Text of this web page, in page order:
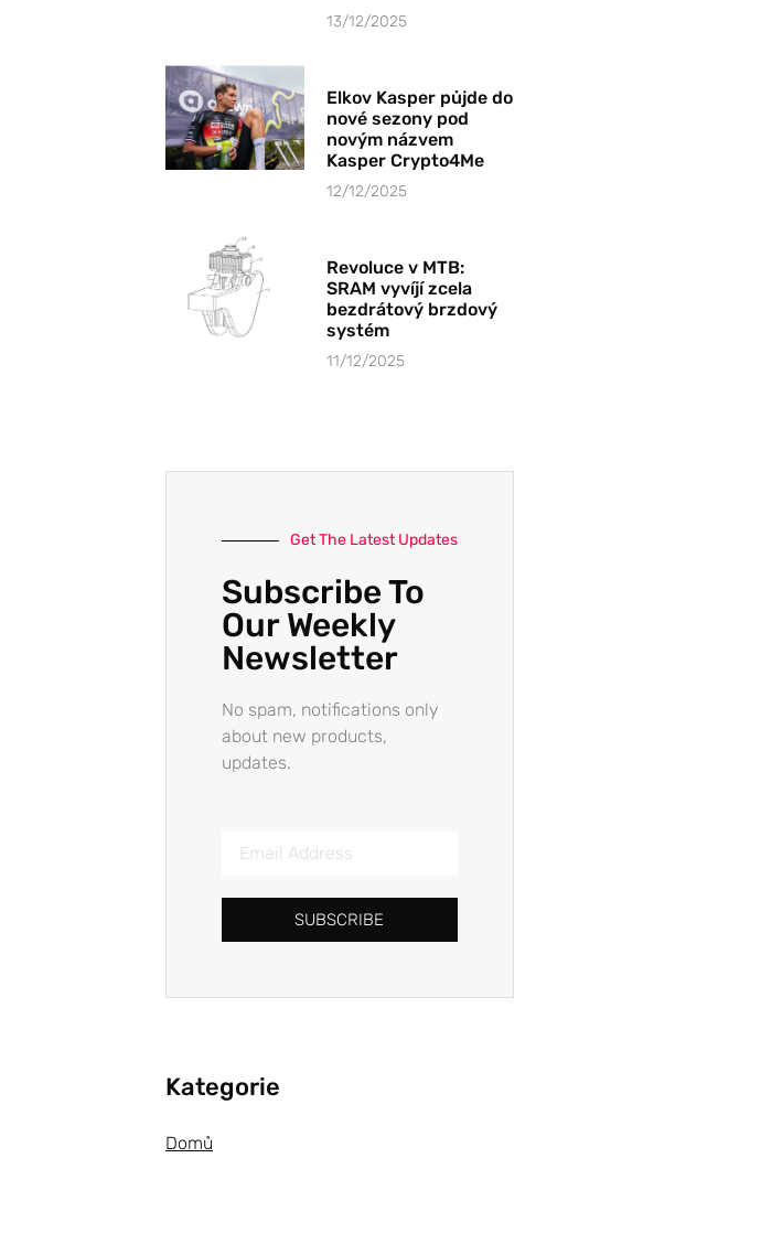
13/12/2025
Elkov Kasper půjde do
nové sezony pod
novým názvem
Kasper Crypto4Me
12/12/2025
Revoluce v MTB:
SRAM vyvíjí zcela
bezdrátový brzdový
systém
11/12/2025
Get The Latest Updates
Subscribe To
Our Weekly
Newsletter
No spam, notifications only
about new products,
updates.
SUBSCRIBE
Kategorie
Domů